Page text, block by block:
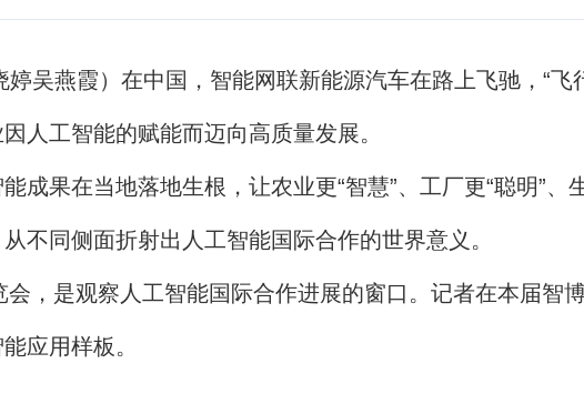
燕霞）在中国，智能网联新能源汽车在路上飞驰，“飞
人工智能的赋能而迈向高质量发展。
果在当地落地生根，让农业更“智慧”、工厂更“聪明”、
同侧面折射出人工智能国际合作的世界意义。
是观察人工智能国际合作进展的窗口。记者在本届智
应用样板。